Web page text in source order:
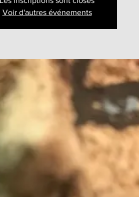
Voir d'autres événements